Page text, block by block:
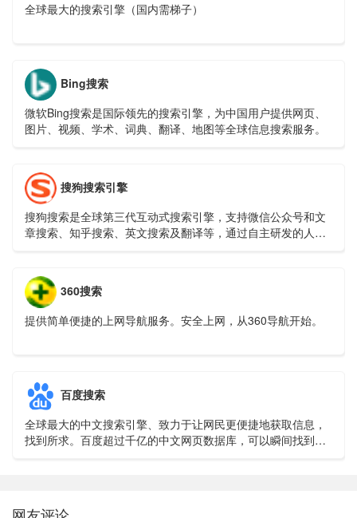
全球最大的搜索引擎（国内需梯子）
Bing搜索
微软Bing搜索是国际领先的搜索引擎，为中国用户提供网页、
图片、视频、学术、词典、翻译、地图等全球信息搜索服务。
搜狗搜索引擎
搜狗搜索是全球第三代互动式搜索引擎，支持微信公众号和文
章搜索、知乎搜索、英文搜索及翻译等，通过自主研发的人工
360搜索
提供简单便捷的上网导航服务。安全上网，从360导航开始。
百度搜索
全球最大的中文搜索引擎、致力于让网民更便捷地获取信息，
找到所求。百度超过千亿的中文网页数据库，可以瞬间找到相